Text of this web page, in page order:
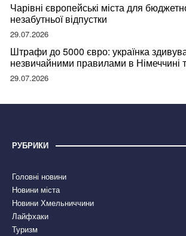
Чарівні європейські міста для
незабутньої відпустки
29.07.2026
Штрафи до 5000 євро: українка
незвичайними правилами в Німеччині
правдою
29.07.2026
РУБРИКИ
Головні новини
Новини міста
Новини Хмельниччини
Лайфхаки
Туризм